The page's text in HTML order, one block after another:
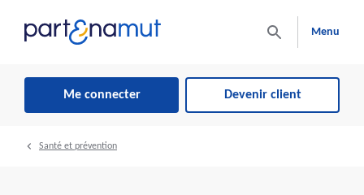
Menu
Me connecter Devenir client
Santé et prévention